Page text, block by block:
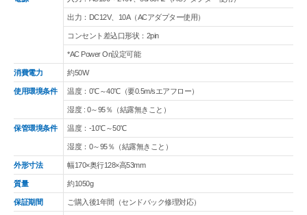
出力：DC12V、10A（ACアダプター使用）
コンセント差込口形状：2pin
*AC Power On設定可能
消費電力 約50W
使用環境条件 温度：0℃～40℃（要0.5m/sエアフロー）
湿度 : 0～95％（結露無きこと）
保管環境条件 温度：-10℃～50℃
湿度：0～95％（結露無きこと）
外形寸法 幅170×奥行128×高53mm
質量 約1050g
保証期間 ご購入後1年間（センドバック修理対応）